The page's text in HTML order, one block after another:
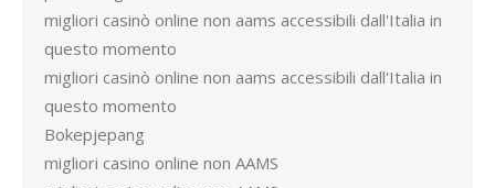
migliori casinò online non aams accessibili dall'Italia in
questo momento
migliori casinò online non aams accessibili dall'Italia in
questo momento
Bokepjepang
migliori casino online non AAMS